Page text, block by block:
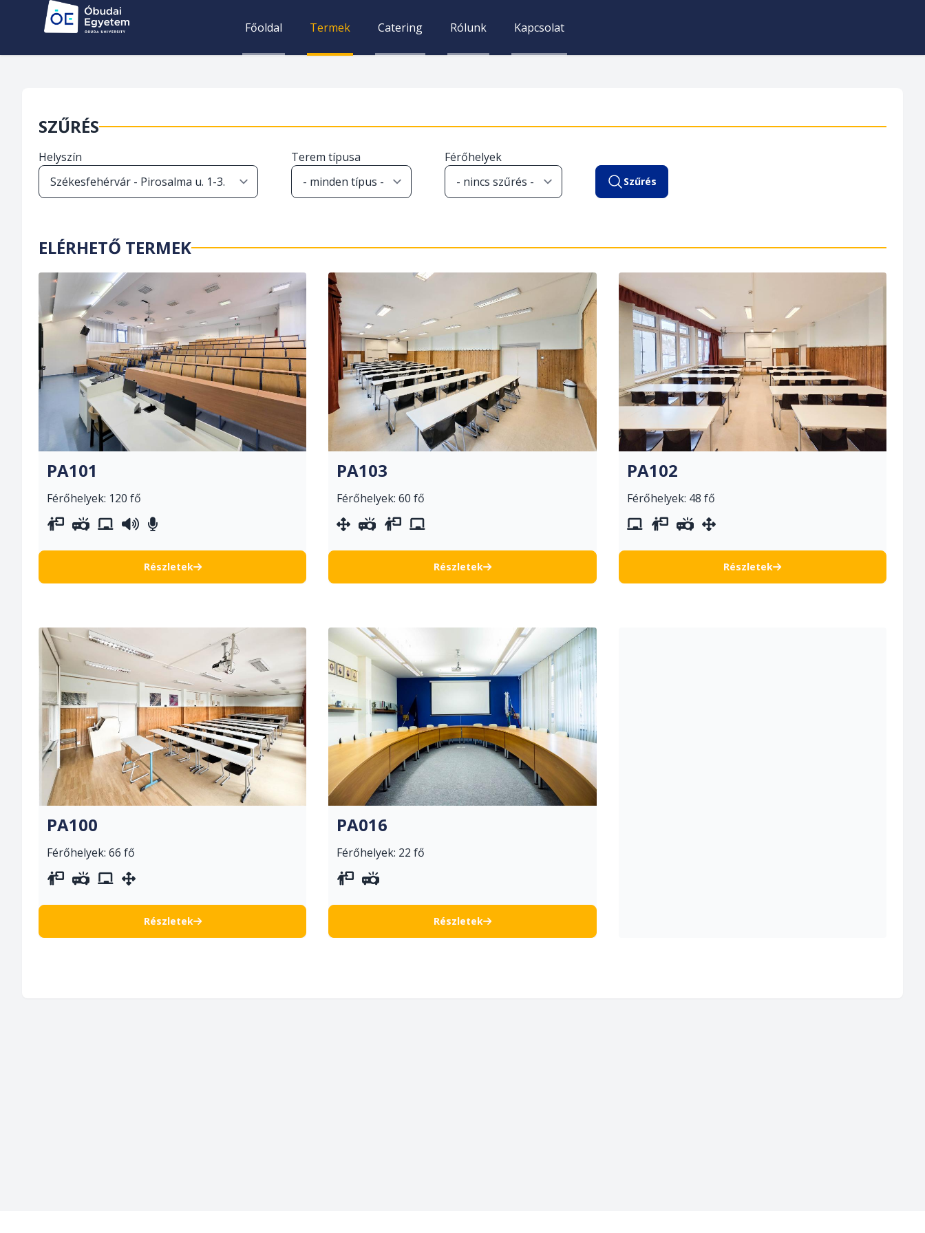
Főoldal Termek Catering Rólunk Kapcsolat
SZŰRÉS
Helyszín Terem típusa Férőhelyek
Szűrés
ELÉRHETŐ TERMEK
PA101
Férőhelyek: 120 fő
vetítővászon
projektorwhiteboardhangosítás
Részletek
PA103
Férőhelyek: 60 fő
mozgatható berendezés
projektorvetítővászon
Részletek
PA102
Férőhelyek: 48 fő
whiteboard
vetítővászon
projektor
Részletek
PA100
Férőhelyek: 66 fő
vetítővászon
projektorwhiteboard
Részletek
PA016
Férőhelyek: 22 fő
vetítővászon
Részletek